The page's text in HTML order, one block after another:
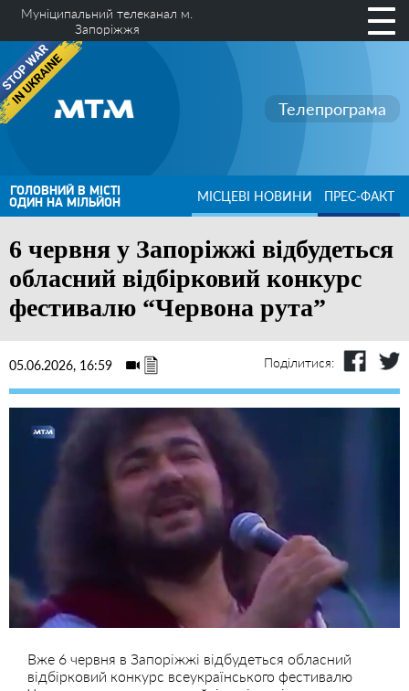
Муніципальний телеканал м.
Запоріжжя
Телепрограма
ГОЛОВНИЙ В МІСТІ
ОДИН НА МІЛЬЙОН МІСЦЕВІ НОВИНИ ПРЕС-ФАКТ
6 червня у Запоріжжі відбудеться
обласний відбірковий конкурс
фестивалю “Червона рута”
05.06.2026, 16:59 Поділитися:
Вже 6 червня в Запоріжжі відбудеться обласний
відбірковий конкурс всеукраїнського фестивалю